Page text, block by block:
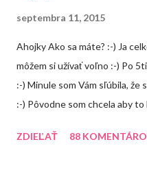
septembra 11, 2015
Ahojky Ako sa máte? :-) Ja
môžem si užívať voľno :-) Po
:-) Minule som Vám sľúbila, že
:-) Pôvodne som chcela aby to
bude obsahovať ale čoskoro
ZDIEĽAŤ 88